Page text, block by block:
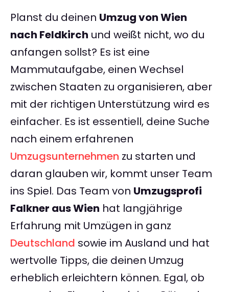
Planst du deinen Umzug von Wien
nach Feldkirch und weißt nicht, wo du
anfangen sollst? Es ist eine
Mammutaufgabe, einen Wechsel
zwischen Staaten zu organisieren, aber
mit der richtigen Unterstützung wird es
einfacher. Es ist essentiell, deine Suche
nach einem erfahrenen
Umzugsunternehmen zu starten und
daran glauben wir, kommt unser Team
ins Spiel. Das Team von Umzugsprofi
Falkner aus Wien hat langjährige
Erfahrung mit Umzügen in ganz
Deutschland sowie im Ausland und hat
wertvolle Tipps, die deinen Umzug
erheblich erleichtern können. Egal, ob